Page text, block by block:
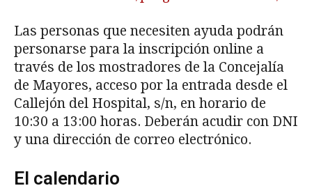
Las personas que necesiten ayuda podrán
personarse para la inscripción online a
través de los mostradores de la Concejalía
de Mayores, acceso por la entrada desde el
Callejón del Hospital, s/n, en horario de
10:30 a 13:00 horas. Deberán acudir con DNI
y una dirección de correo electrónico.
El calendario